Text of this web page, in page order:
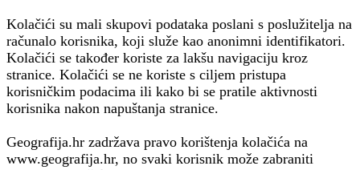
Kolačići su mali skupovi podataka poslani s poslužitelja na
računalo korisnika, koji služe kao anonimni identifikatori.
Kolačići se također koriste za lakšu navigaciju kroz
stranice. Kolačići se ne koriste s ciljem pristupa
korisničkim podacima ili kako bi se pratile aktivnosti
korisnika nakon napuštanja stranice.
Geografija.hr zadržava pravo korištenja kolačića na
www.geografija.hr, no svaki korisnik može zabraniti